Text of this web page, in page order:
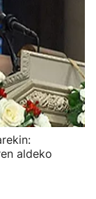
aldeko